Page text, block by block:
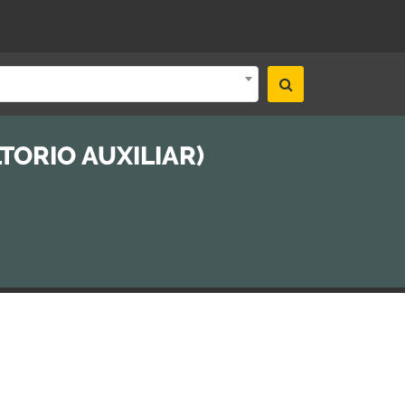
AUXILIAR)